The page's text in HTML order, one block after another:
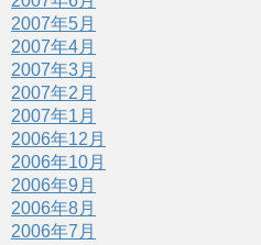
2007年5月
2007年4月
2007年3月
2007年2月
2007年1月
2006年12月
2006年10月
2006年9月
2006年8月
2006年7月